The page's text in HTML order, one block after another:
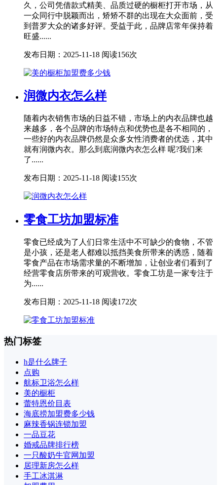
久，公司凭借款式精美、品质过硬的橱柜打开市场，从
一众同行中脱颖而出，矫矫不群的出现在大众面前，受
到普罗大众的诸多好评。受益于此，品牌店常年保持着
旺盛......
发布日期：2025-11-18 阅读156次
润微内衣怎么样
随着内衣销售市场的日益不错，市场上的内衣品牌也越
来越多，各个品牌的市场特点和优势也是各不相同的，
一些好的内衣品牌仍然是众多女性消费者的优选，其中
就有润微内衣。那么到底润微内衣怎么样 呢?我们来
了......
发布日期：2025-11-18 阅读155次
零食工坊加盟标准
零食已经成为了人们日常生活中不可缺少的食物，不管
是小孩，还是老人都难以抵挡美食所带来的诱惑，随着
零食产品在市场需求量的不断增加，让创业者们看到了
经营零食店所带来的可观营收。零食工坊是一家专注于
为......
发布日期：2025-11-18 阅读172次
热门标签
h是什么牌子
点购
航标卫浴怎么样
美的橱柜
蕾特恩价目表
海底捞加盟费多少钱
麻辣香锅连锁加盟
一品豆花
婚戒品牌排行榜
一只酸奶牛官网加盟
居理新房怎么样
手工冰淇淋